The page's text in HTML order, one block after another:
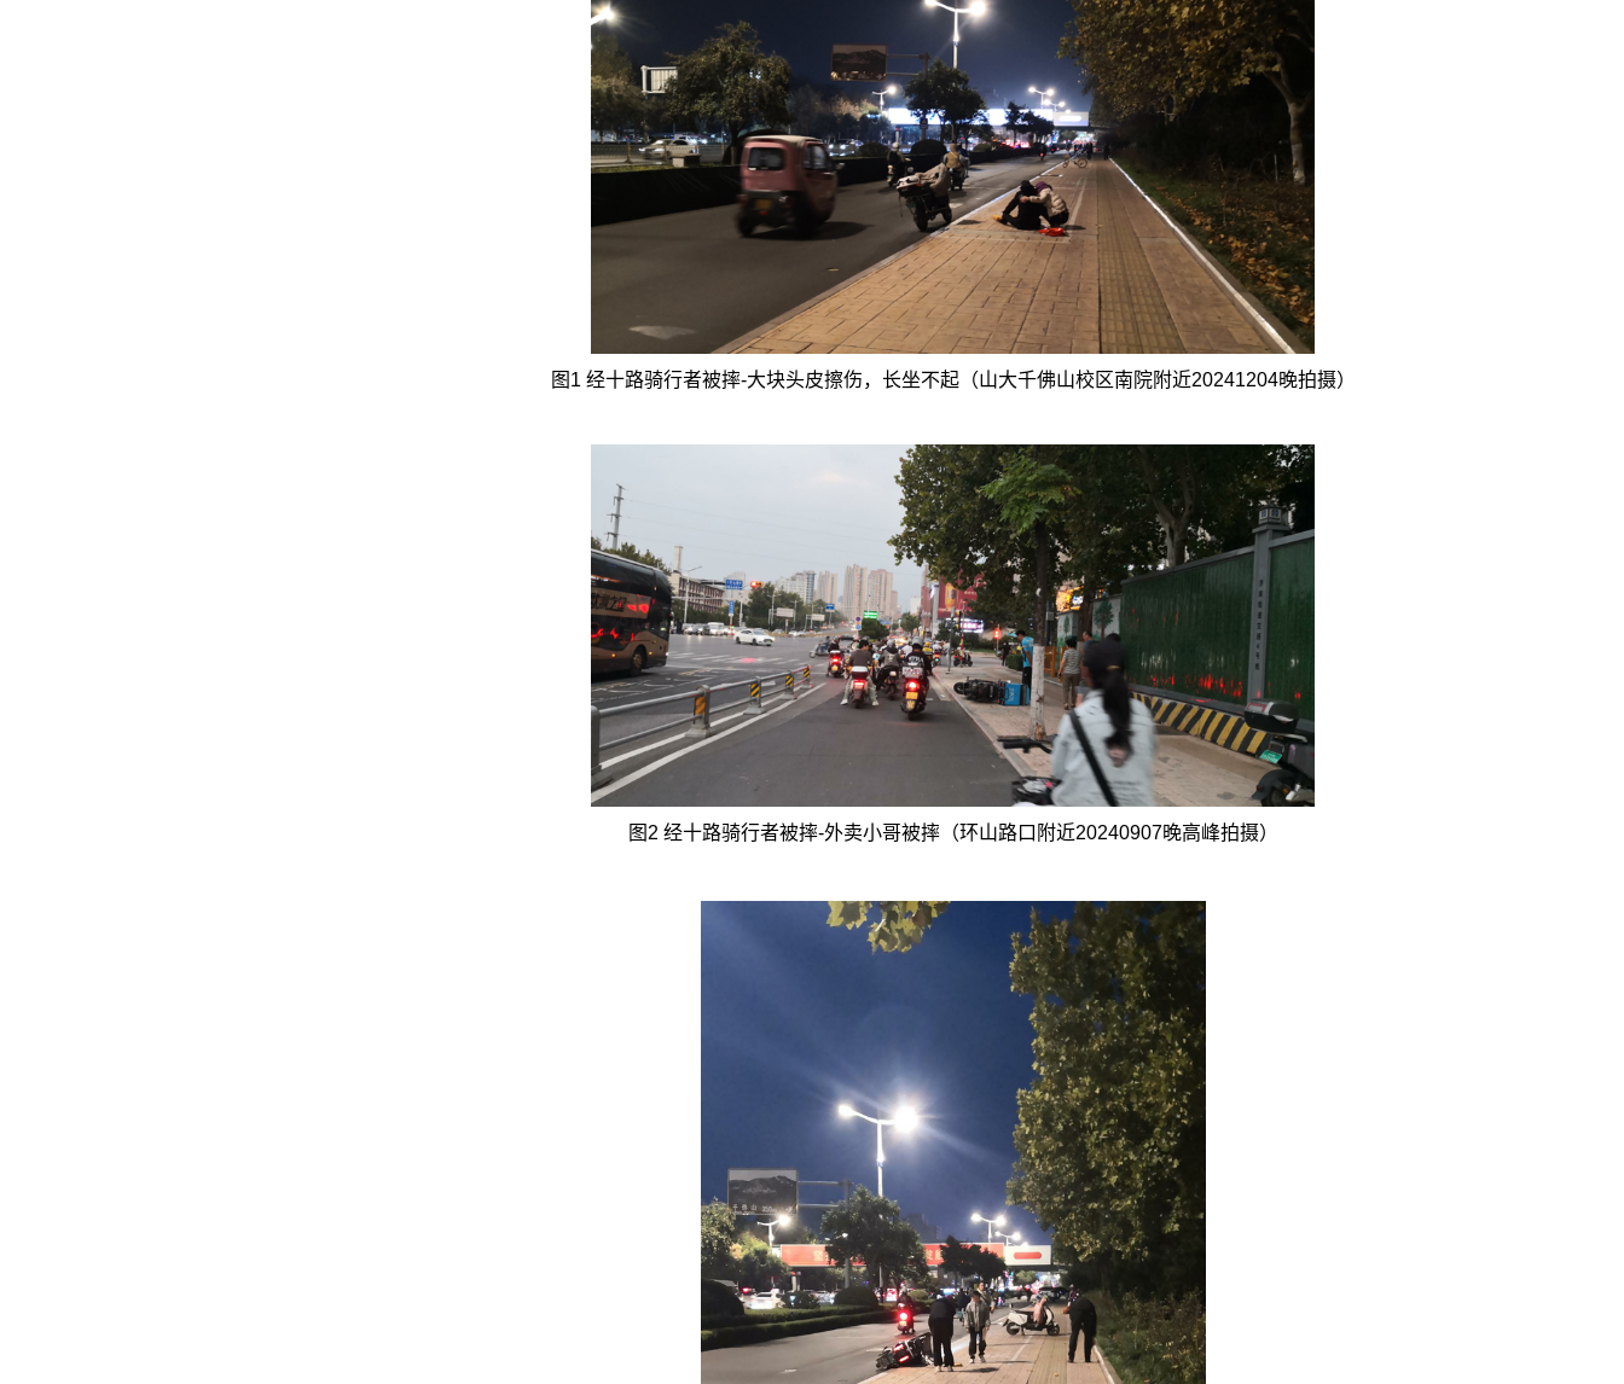
图 1 经十路骑行者被摔-大块头皮擦伤，长坐不起（山大千佛山校区南院附近20241204晚拍摄）
图 2 经十路骑行者被摔-外卖小哥被摔（环山路口附近20240907晚高峰拍摄）